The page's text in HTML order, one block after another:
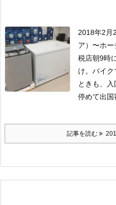
2018年2
ア）〜ホ
税店朝9時
け。 バイク
ときも、
停めて出国
記事を読む